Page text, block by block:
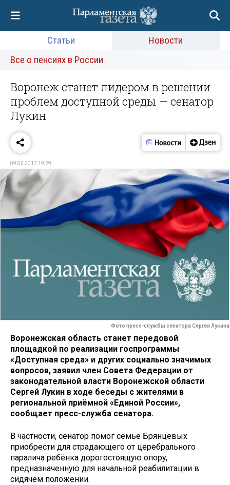
Статьи
Новости
Все о пенсиях в России
Воронеж станет лидером в решении
проблем доступной среды — сенатор
Лукин
09.02.2017 19:29
Фото пресс-службы сенатора Сергея Лукина
Воронежская область станет передовой
площадкой по реализации госпрограммы
«Доступная среда» и других социально значимых
вопросов, заявил член Совета Федерации от
законодательной власти Воронежской области
Сергей Лукин в ходе беседы с жителями в
региональной приёмной «Единой России»,
сообщает пресс-служба сенатора.
В частности, сенатор помог семье Брянцевых
приобрести для страдающего от церебрального
паралича ребёнка дорогостоящую опору,
предназначенную для начальной реабилитации в
сидячем положении.